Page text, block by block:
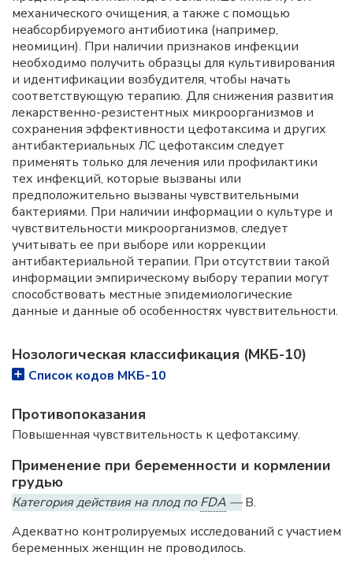
механического очищения, а также с помощью
неабсорбируемого антибиотика (например,
неомицин). При наличии признаков инфекции
необходимо получить образцы для культивирования
и идентификации возбудителя, чтобы начать
соответствующую терапию. Для снижения развития
лекарственно-резистентных микроорганизмов и
сохранения эффективности цефотаксима и других
антибактериальных ЛС цефотаксим следует
применять только для лечения или профилактики
тех инфекций, которые вызваны или
предположительно вызваны чувствительными
бактериями. При наличии информации о культуре и
чувствительности микроорганизмов, следует
учитывать ее при выборе или коррекции
антибактериальной терапии. При отсутствии такой
информации эмпирическому выбору терапии могут
способствовать местные эпидемиологические
данные и данные об особенностях чувствительности.
Нозологическая классификация (МКБ-10)
Список кодов МКБ-10
Противопоказания
Повышенная чувствительность к цефотаксиму.
Применение при беременности и кормлении
грудью
Категория действия на плод поFDA —B.
Адекватно контролируемых исследований с участием
беременных женщин не проводилось.